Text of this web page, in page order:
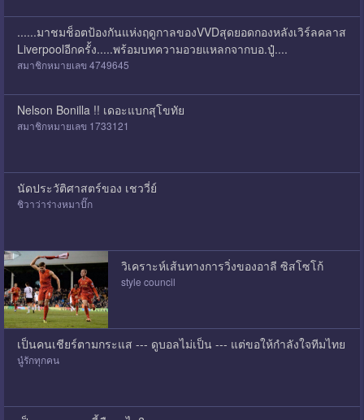
......มาชมช็อตป้องกันแห่งฤดูกาลของVVDสุดยอดกองหลังเวิร์ลคลาส
Liverpoolอีกครั้ง.....พร้อมบทความอวยแหลกจากบอ.ปู๋....
สมาชิกหมายเลข 4749645
Nelson Bonilla !! เดอะแบกสุโขทัย
สมาชิกหมายเลข 1733121
นัดประวัติศาสตร์ของ เชววี่ย์
ชิวาว่าร่างหมาปั๊ก
วิเคราะห์เส้นทางการวิ่งของอาลี ซิสโซโก้
style council
เป็นคนเชียร์ตามกระแส --- ดูบอลไม่เป็น --- แต่ขอให้กำลังใจทีมไทย
นู๋รักทุกคน